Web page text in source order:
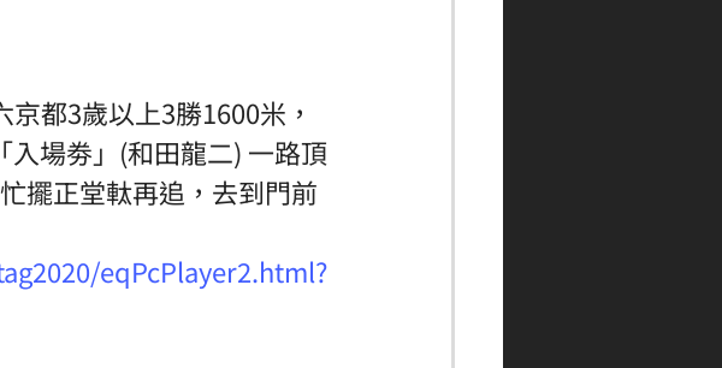
都3歲以上3勝1600米，
場劵」(和田龍二) 一路頂
擺正堂軚再追，去到門前
eqPcPlayer2.html?